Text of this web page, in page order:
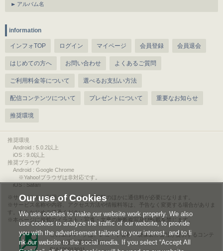
アルバム名
information
インフォTOP ログイン マイページ 会員登録 会員退会
はじめての方へ お問い合わせ よくあるご質問
ご利用料金等について 選べるお支払い方法
配信コンテンツについて プレゼントについて 重要なお知らせ
推奨環境
推奨環境
Android : 5.0.2以上
iOS : 9.0以上
推奨ブラウザ
Android : Google Chrome
※Yahoo!ブラウザは非対応です。
iOS : Safari
サービスをご利用されるには、情報料のほかに通信料が必要になります。
サービス名称や内容、アクセス方法や情報料等は、予告なく変更する場合がありま
す。あらかじめご了承ください。
本ページに掲載のイラスト・写真・文章の無断複写及び転載を禁じます。
このエルマークは、レコード会社・映像製作会社が提供するコンテ
ンツを示す登録商標です。
RIAJ00013011
Our use of Cookies
We use cookies to make our website work properly. We also
use cookies to analyze the traffic of our website, to provide
you with the advertisement tailored to your interest, and to li
nk our website to the social media. If you select “Accept All